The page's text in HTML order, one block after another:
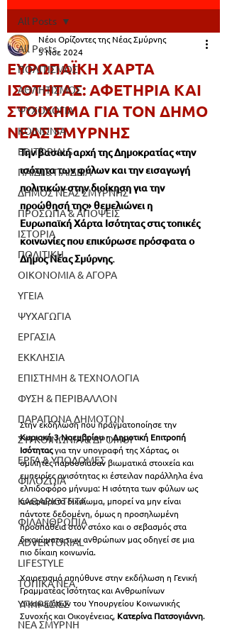
All Posts
ΠΟΛΙΤΙΣΜΟΣ
ΑΘΛΗΤΙΣΜΟΣ
ΨΥΧΟΛΟΓΙΑ
ΚΟΙΝΩΝΙΑ
EDITORIALS
ΠΑΙΔΙ & ΠΑΙΔΕΙΑ
ΔΗΜΟΣ ΝΕΑΣ ΣΜΥΡΝΗΣ
ΠΡΟΣΩΠΑ & ΑΠΟΨΕΙΣ
ΙΣΤΟΡΙΑ
ΠΟΛΙΤΙΚΗ
ΟΙΚΟΝΟΜΙΑ & ΑΓΟΡΑ
ΥΓΕΙΑ
ΨΥΧΑΓΩΓΙΑ
ΕΡΓΑΣΙΑ
ΕΚΚΛΗΣΙΑ
ΕΠΙΣΤΗΜΗ & ΤΕΧΝΟΛΟΓΙΑ
ΦΥΣΗ & ΠΕΡΙΒΑΛΛΟΝ
ΠΑΡΑΠΟΝΑ ΔΗΜΟΤΩΝ
ΣΥΓΚΟΙΝΩΝΙΑ & ΔΡΟΜΟΙ
ΕΡΓΑ & ΥΠΟΔΟΜΕΣ
ΦΙΛΟΖΩΙΑ
ΚΑΘΑΡΙΟΤΗΤΑ
ΦΙΛΑΝΘΡΩΠΙΑ
ADVERTORIAL
LIFESTYLE
ΤΟΠΙΚΑ ΝΕΑ
ΥΠΗΡΕΣΙΕΣ
ΝΕΑ ΣΜΥΡΝΗ
All Posts
ΕΥΡΩΠΑΪΚΗ ΧΑΡΤΑ
ΙΣΟΤΗΤΑΣ: ΑΦΕΤΗΡΙΑ ΚΑΙ
ΣΤΟΙΧΗΜΑ ΓΙΑ ΤΟΝ ΔΗΜΟ
ΝΕΑΣ ΣΜΥΡΝΗΣ
Νέοι Ορίζοντες της Νέας Σμύρνης
5 Νοε 2024
Την βασική αρχή της Δημοκρατίας «την
ισότητα των φύλων και την εισαγωγή
πολιτικών στην διοίκηση για την
προώθησή της» θεμελιώνει η
Ευρωπαϊκή Χάρτα Ισότητας στις τοπικές
κοινωνίες που επικύρωσε πρόσφατα ο
Δήμος Νέας Σμύρνης.
Στην εκδήλωση που πραγματοποίησε την
Κυριακή 3 Νοεμβρίου η Δημοτική Επιτροπή
Ισότητας για την υπογραφή της Χάρτας, οι
ομιλητές παρουσίασαν βιωματικά στοιχεία και
εμπειρίες ανισότητας κι έστειλαν παράλληλα ένα
ελπιδοφόρο μήνυμα: Η ισότητα των φύλων ως
αναφαίρετο δικαίωμα, μπορεί να μην είναι
πάντοτε δεδομένη, όμως η προσηλωμένη
προσπάθεια στον στόχο και ο σεβασμός στα
δικαιώματα των ανθρώπων μας οδηγεί σε μια
πιο δίκαιη κοινωνία.
Χαιρετισμό απηύθυνε στην εκδήλωση η Γενική
Γραμματέας Ισότητας και Ανθρωπίνων
Δικαιωμάτων του Υπουργείου Κοινωνικής
Συνοχής και Οικογένειας, Κατερίνα Πατσογιάννη.